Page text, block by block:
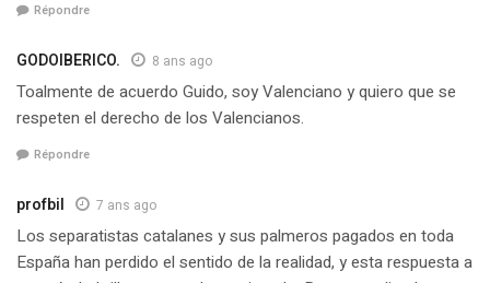
Répondre
GODOIBERICO. 8 ans ago
Toalmente de acuerdo Guido, soy Valenciano y quiero que se
respeten el derecho de los Valencianos.
Répondre
profbil 7 ans ago
Los separatistas catalanes y sus palmeros pagados en toda
España han perdido el sentido de la realidad, y esta respuesta a